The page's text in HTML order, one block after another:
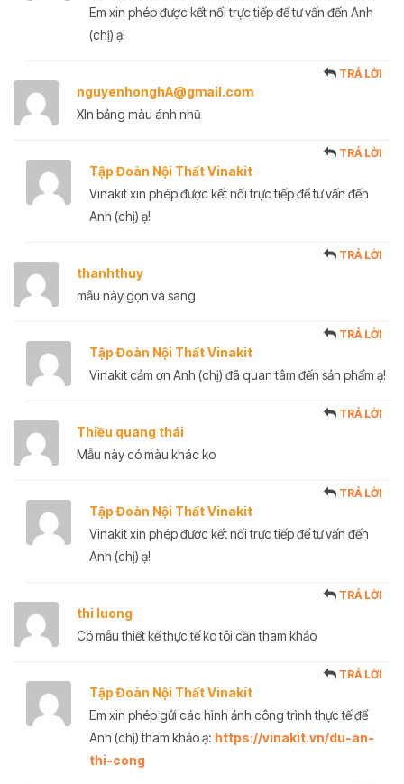
Em xin phép được kết nối trực tiếp để tư vấn đến Anh
(chị) ạ!
nguyenhonghA@gmail.com
TRẢ LỜI
XIn bảng màu ánh nhũ
Tập Đoàn Nội Thất Vinakit
TRẢ LỜI
Vinakit xin phép được kết nối trực tiếp để tư vấn đến
Anh (chị) ạ!
thanhthuy
TRẢ LỜI
mẫu này gọn và sang
Tập Đoàn Nội Thất Vinakit
TRẢ LỜI
Vinakit cảm ơn Anh (chị) đã quan tâm đến sản phẩm ạ!
Thiều quang thái
TRẢ LỜI
Mẫu này có màu khác ko
Tập Đoàn Nội Thất Vinakit
TRẢ LỜI
Vinakit xin phép được kết nối trực tiếp để tư vấn đến
Anh (chị) ạ!
thi luong
TRẢ LỜI
Có mẫu thiết kế thực tế ko tôi cần tham khảo
Tập Đoàn Nội Thất Vinakit
TRẢ LỜI
Em xin phép gửi các hình ảnh công trình thực tế để
Anh (chị) tham khảo ạ: https://vinakit.vn/du-an-
thi-cong